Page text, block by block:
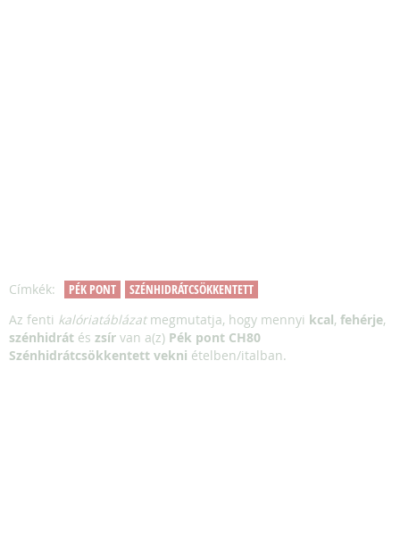
Címkék: PÉK PONT
SZÉNHIDRÁTCSÖKKENTETT
Az fenti kalóriatáblázatmegmutatja, hogy mennyi kcal, fehérje,
szénhidrát és zsír van a(z) Pék pont CH80
Szénhidrátcsökkentett vekni ételben/italban.